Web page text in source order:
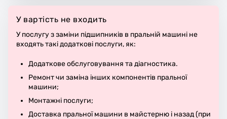
У вартість не входить
У послугу з заміни підшипників в пральній машині не
входять такі додаткові послуги, як:
Додаткове обслуговування та діагностика.
Ремонт чи заміна інших компонентів пральної
машини;
Монтажні послуги;
Доставка пральної машини в майстерню і назад (при